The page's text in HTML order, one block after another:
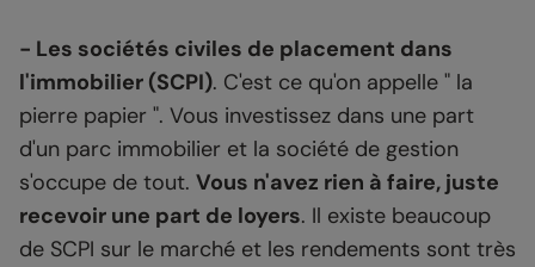
- Les sociétés civiles de placement dans
l'immobilier (SCPI). C'est ce qu'on appelle " la
pierre papier ". Vous investissez dans une part
d'un parc immobilier et la société de gestion
s'occupe de tout. Vous n'avez rien à faire, juste
recevoir une part de loyers. Il existe beaucoup
de SCPI sur le marché et les rendements sont très